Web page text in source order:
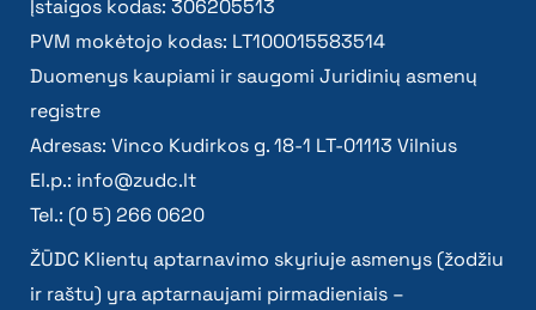
Įstaigos kodas: 306205513
PVM mokėtojo kodas: LT100015583514
Duomenys kaupiami ir saugomi Juridinių asmenų
registre
Adresas: Vinco Kudirkos g. 18-1 LT-01113 Vilnius
El.p.: info@zudc.lt
Tel.: (0 5) 266 0620
ŽŪDC Klientų aptarnavimo skyriuje asmenys (žodžiu
ir raštu) yra aptarnaujami pirmadieniais –